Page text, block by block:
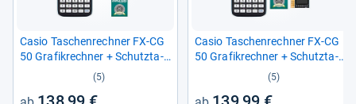
Casio Taschen­rech­ner FX-​CG
50 Gra­fik­rech­ner + Schutz­ta­
sche + Buch Garan­tie auf 60
(5)
Casio Taschen­rech­ner FX-​CG
50 Gra­fik­rech­ner + Schutz­ta­
sche + Buch + Dis­play­fo­lie
Garan­tie auf 60 Monate
(5)